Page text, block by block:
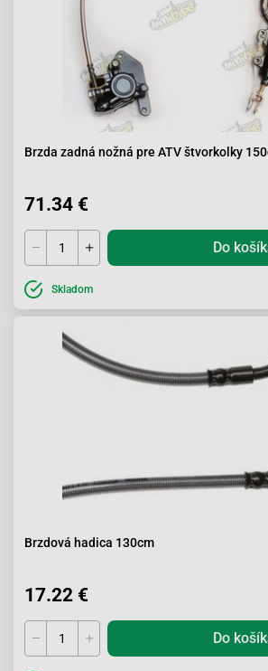
Brzda zadná nožná pre ATV štvorkolky
71.34 €
Do
Skladom
Brzdová hadica 130cm
17.22 €
Do